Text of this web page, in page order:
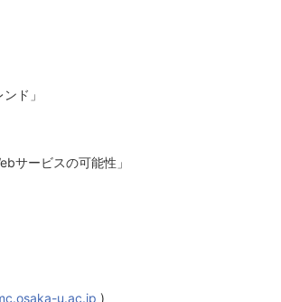
ド」
サービスの可能性」
u.ac.jp )